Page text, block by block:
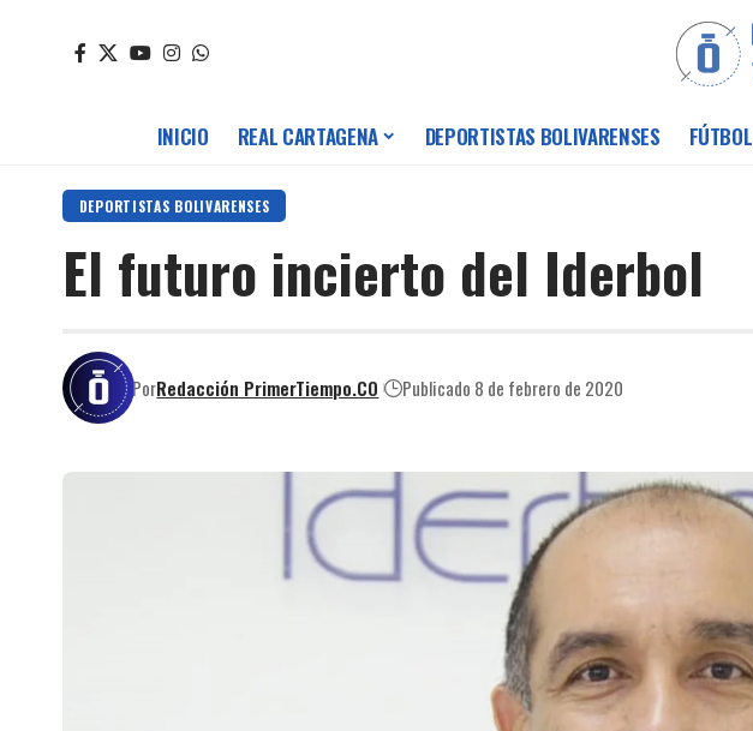
INICIO REAL CARTAGENA DEPORTISTAS BOLIVARENSES FÚTBOL
DEPORTISTAS BOLIVARENSES
El futuro incierto del Iderbol
PorRedacción PrimerTiempo.CO Publicado 8 de febrero de 2020